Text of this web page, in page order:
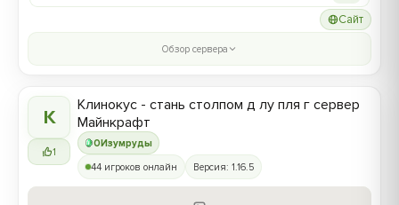
Сайт
Обзор сервера
К
1
0Изумруды
Клинокус - стань столпом д лу пля г сервер
Майнкрафт
44 игроков онлайн Версия: 1.16.5